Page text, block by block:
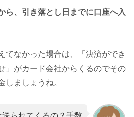
ら、引き落とし日までに口座へ入
てなかった場合は、「決済ができ
」がカード会社からくるのでその
しましょうね。